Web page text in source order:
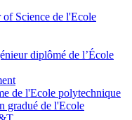
Science de l'Ecole
diplômé de l’École
de l'Ecole polytechnique
gradué de l'Ecole